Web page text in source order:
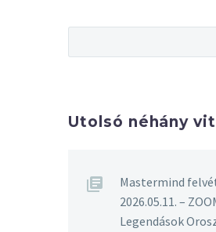
Utolsó néhány
Mastermind
2026.05.11. –
Legendások